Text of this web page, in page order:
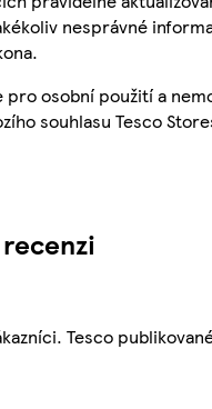
nesprávné
pro osobní použití a
souhlasu Tesco
Tesco